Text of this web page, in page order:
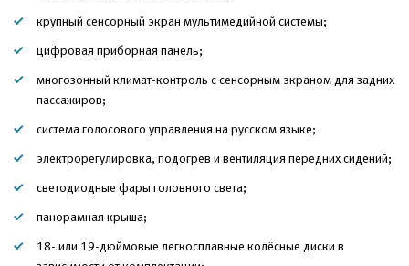
крупный сенсорный экран мультимедийной системы;
цифровая приборная панель;
многозонный климат-контроль с сенсорным экраном для задних
пассажиров;
система голосового управления на русском языке;
электрорегулировка, подогрев и вентиляция передних сидений;
светодиодные фары головного света;
панорамная крыша;
18- или 19-дюймовые легкосплавные колёсные диски в